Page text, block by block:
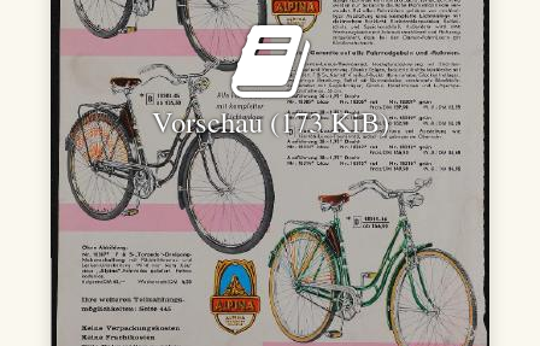
Vorschau (173 KiB)